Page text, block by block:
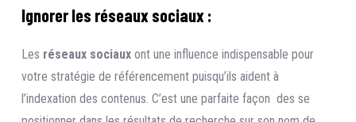
Ignorer les réseaux sociaux :
Les réseaux sociaux ont une influence indispensable pour
votre stratégie de référencement puisqu’ils aident à
l’indexation des contenus. C’est une parfaite façon des se